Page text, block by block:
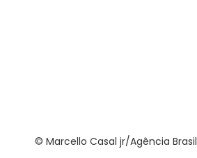
© Marcello Casal jr/Agência Brasil